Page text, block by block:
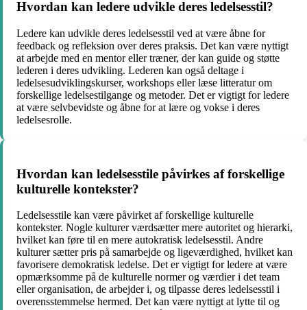
Hvordan kan ledere udvikle deres ledelsesstil?
Ledere kan udvikle deres ledelsesstil ved at være åbne for
feedback og refleksion over deres praksis. Det kan være nyttigt
at arbejde med en mentor eller træner, der kan guide og støtte
lederen i deres udvikling. Lederen kan også deltage i
ledelsesudviklingskurser, workshops eller læse litteratur om
forskellige ledelsestilgange og metoder. Det er vigtigt for ledere
at være selvbevidste og åbne for at lære og vokse i deres
ledelsesrolle.
Hvordan kan ledelsesstile påvirkes af forskellige
kulturelle kontekster?
Ledelsesstile kan være påvirket af forskellige kulturelle
kontekster. Nogle kulturer værdsætter mere autoritet og hierarki,
hvilket kan føre til en mere autokratisk ledelsesstil. Andre
kulturer sætter pris på samarbejde og ligeværdighed, hvilket kan
favorisere demokratisk ledelse. Det er vigtigt for ledere at være
opmærksomme på de kulturelle normer og værdier i det team
eller organisation, de arbejder i, og tilpasse deres ledelsesstil i
overensstemmelse hermed. Det kan være nyttigt at lytte til og